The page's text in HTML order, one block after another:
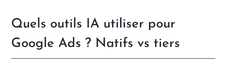
Quels outils IA utiliser pour
Google Ads ? Natifs vs tiers